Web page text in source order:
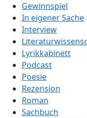
Gewinnspiel
In eigener Sache
Interview
Lyrikkabinett
Podcast
Poesie
Rezension
Roman
Sachbuch